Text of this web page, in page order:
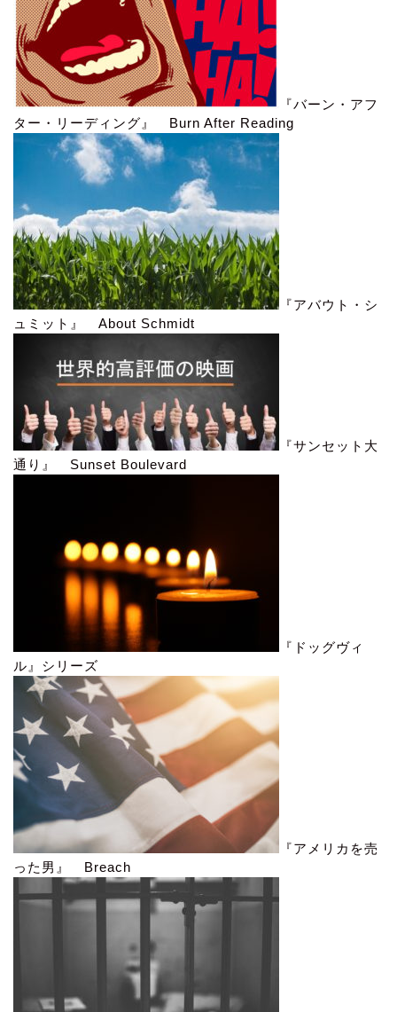
『バーン・アフ
ター・リーディング』 Burn After Reading
『アバウト・シ
ュミット』 About Schmidt
『サンセット大
通り』 Sunset Boulevard
『ドッグヴィ
ル』シリーズ
『アメリカを売
った男』 Breach